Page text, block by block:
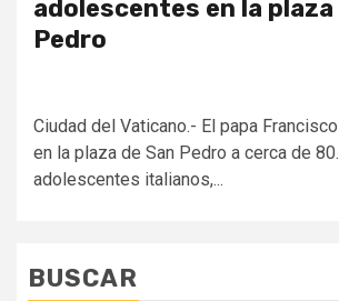
adolescentes en la plaza
Pedro
Ciudad del Vaticano.- El papa
en la plaza de San Pedro a cerca de
adolescentes italianos,...
BUSCAR